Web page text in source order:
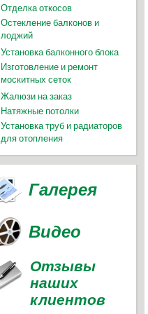
Отделка откосов
Остекление балконов и
лоджий
Установка балконного блока
Изготовление и ремонт
москитных сеток
Жалюзи на заказ
Натяжные потолки
Установка труб и радиаторов
для отопления
Галерея
Видео
Отзывы
наших
клиентов